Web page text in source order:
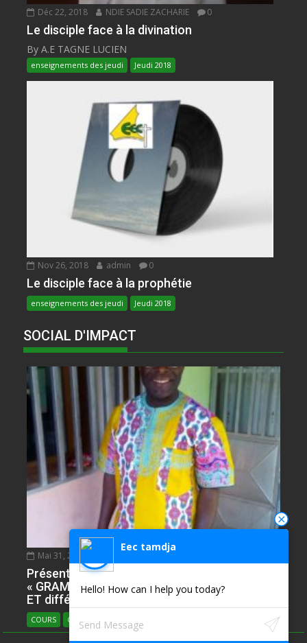
Déc 22, 2018 NDIE SADIE ZACHARIE 0
Le disciple face à la divination
By A.E TAGNE LUCIEN
enseignements des jeudi Jeudi 2018
Nov 26, 2018 admin 0
Le disciple face à la prophétie
enseignements des jeudi Jeudi 2018
SOCIAL D'IMPACT
Mai 31, 2020 NDIE SADIE ZACHARIE
Présentation de l’Epreuve d’Anglais. Partie
« GRAMMAR » avec plusieur ILLUSTRATIONS
ET différents types
COURS COURS D'ANGLAIS
Eec tamdja
Hello! How can I help you today?